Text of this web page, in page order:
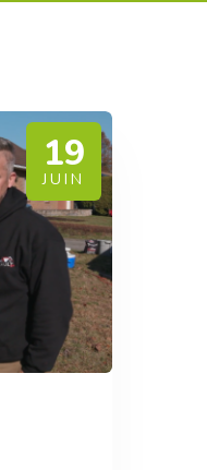
19
JUIN